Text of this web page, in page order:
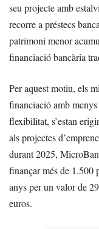
seu projecte amb
recorre a préstecs
patrimoni menor
financiació bancària
Per aquest motiu, els
financiació amb
flexibilitat, s’estan
als projectes
durant 2025,
finançar més de 1.500
anys per un valor de
euros.